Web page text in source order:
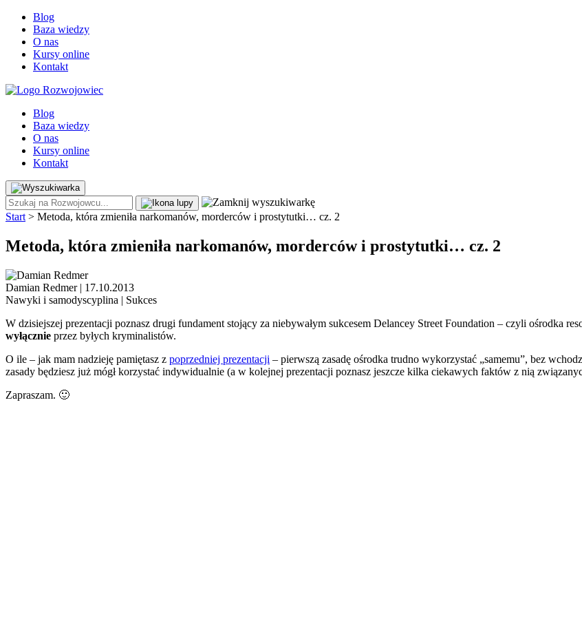
Blog
Baza wiedzy
O nas
Kursy online
Kontakt
Blog
Baza wiedzy
O nas
Kursy online
Kontakt
Start > Metoda, która zmieniła narkomanów, morderców i prostytutki… cz. 2
Metoda, która zmieniła narkomanów, morderców i prostytutki… cz. 2
Damian Redmer | 17.10.2013
Nawyki i samodyscyplina | Sukces
W dzisiejszej prezentacji poznasz drugi fundament stojący za niebywałym sukcesem Delancey Street Foundation – czyli ośrodka
wyłącznie przez byłych kryminalistów.
O ile – jak mam nadzieję pamiętasz z poprzedniej prezentacji – pierwszą zasadę ośrodka trudno wykorzystać „samemu”, bez
zasady będziesz już mógł korzystać indywidualnie (a w kolejnej prezentacji poznasz jeszcze kilka ciekawych faktów z nią
Zapraszam. 🙂